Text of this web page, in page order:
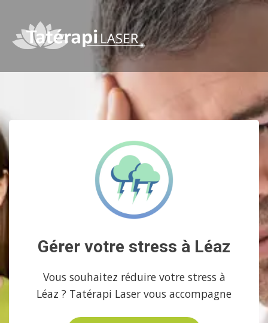
Gérer votre stress à Léaz
Vous souhaitez réduire votre stress à
Léaz ? Tatérapi Laser vous accompagne